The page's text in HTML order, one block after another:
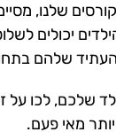
שלנו,
יכולים
שלהם
שלכם, לכו על
מאי פעם.